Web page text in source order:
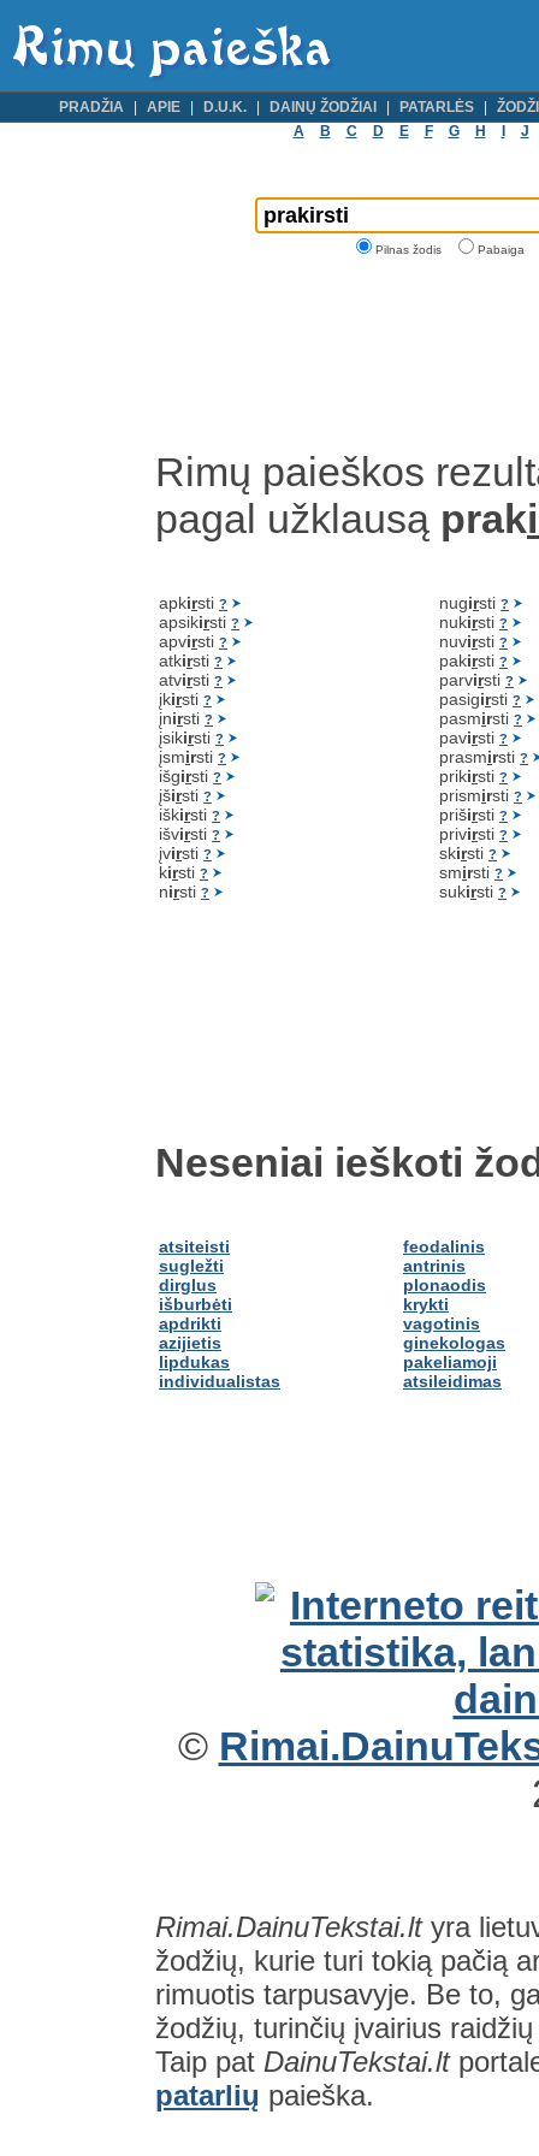
PRADŽIA APIE D.U.K. DAINŲ ŽODŽIAI PATARLĖS
A
B C D E F G H J
Pilnas žodis Pabaiga
Rimų paieškos
pagal užklausą prak
apkirsti ?
apsikirsti ?
apvirsti ?
atkirsti ?
atvirsti ?
įkirsti ?
įnirsti ?
įsikirsti ?
įsmirsti ?
išgirsti ?
įširsti ?
iškirsti ?
išvirsti ?
įvirsti ?
kirsti ?
nirsti ?
nugirsti ?
nukirsti ?
nuvirsti ?
pakirsti ?
parvirsti ?
pasigirsti ?
pasmirsti ?
pavirsti ?
prasmirsti ?
prikirsti ?
prismirsti ?
priširsti ?
privirsti ?
skirsti ?
smirsti ?
sukirsti ?
Neseniai ieškoti
atsiteisti
sugležti
dirglus
išburbėti
apdrikti
azijietis
lipdukas
individualistas
feodalinis
antrinis
plonaodis
krykti
vagotinis
ginekologas
pakeliamoji
atsileidimas
©
Rimai.DainuTekstai.ltyra
žodžių, kurie turi tokią pačią
rimuotis tarpusavyje. Be to,
žodžių, turinčių įvairius
Taip pat DainuTekstai.lt
patarlių paieška.